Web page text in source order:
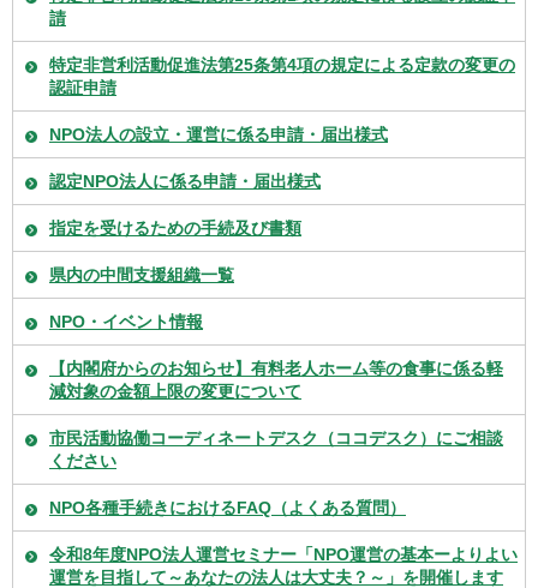
請
特定非営利活動促進法第25条第4項の規定による定款の変更の
認証申請
NPO法人の設立・運営に係る申請・届出様式
認定NPO法人に係る申請・届出様式
指定を受けるための手続及び書類
県内の中間支援組織一覧
NPO・イベント情報
【内閣府からのお知らせ】有料老人ホーム等の食事に係る軽
減対象の金額上限の変更について
市民活動協働コーディネートデスク（ココデスク）にご相談
ください
NPO各種手続きにおけるFAQ（よくある質問）
令和8年度NPO法人運営セミナー「NPO運営の基本ーよりよい
運営を目指して～あなたの法人は大丈夫？～」を開催します